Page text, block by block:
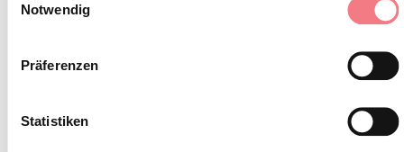
Notwendig
Präferenzen
Statistiken
Abonnieren Sie den Newsletter der Belluneser
Sie erhalten Nachrichten, Informationen,
zu jeder Jahreszeit.